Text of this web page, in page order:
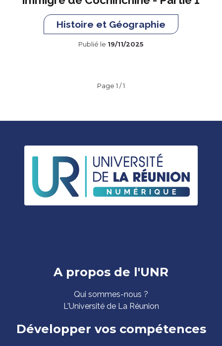
Histoire et Géographie
Publié le 19/11/2025
Page 1 / 1
A propos de l'UNR
Qui sommes-nous ?
L'Université de La Réunion
Développer vos compétences